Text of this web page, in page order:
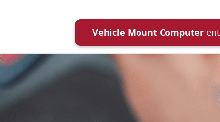
Vehicle Mount Computer